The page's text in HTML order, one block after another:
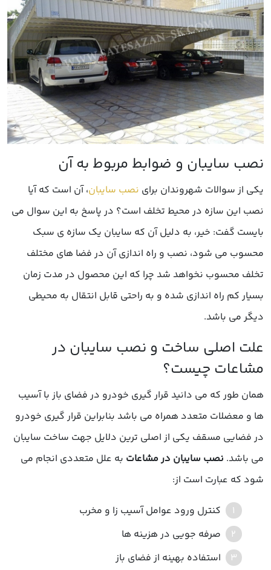
یکی از سوالات شهروندان برای نصب سایبان، آن است که آیا
نصب این سازه در محیط تخلف است؟ در پاسخ به این سوال می
بایست گفت: خیر، به دلیل آن که سایبان یک سازه ی سبک
محسوب می شود، نصب و راه اندازی آن در فضا های مختلف
تخلف محسوب نخواهد شد چرا که این محصول در مدت زمان
بسیار کم راه اندازی شده و به راحتی قابل انتقال به محیطی
دیگر می باشد.
همان طور که می دانید قرار گیری خودرو در فضای باز با آسیب
ها و معضلات متعدد همراه می باشد بنابراین قرار گیری خودرو
در فضایی مسقف یکی از اصلی ترین دلایل جهت ساخت سایبان
می باشد. نصب سایبان در مشاعات به علل متعددی انجام می
شود که عبارت است از:
کنترل ورود عوامل آسیب زا و مخرب
صرفه جویی در هزینه ها
استفاده بهینه از فضای باز